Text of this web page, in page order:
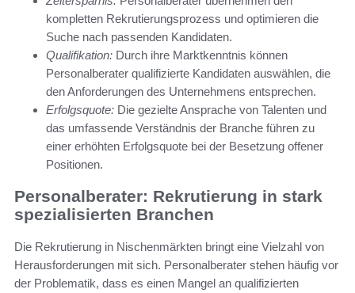
kompletten Rekrutierungsprozess und optimieren die
Suche nach passenden Kandidaten.
Qualifikation: Durch ihre Marktkenntnis können
Personalberater qualifizierte Kandidaten auswählen, die
den Anforderungen des Unternehmens entsprechen.
Erfolgsquote: Die gezielte Ansprache von Talenten und
das umfassende Verständnis der Branche führen zu
einer erhöhten Erfolgsquote bei der Besetzung offener
Positionen.
Personalberater: Rekrutierung in stark
spezialisierten Branchen
Die Rekrutierung in Nischenmärkten bringt eine Vielzahl von
Herausforderungen mit sich. Personalberater stehen häufig vor
der Problematik, dass es einen Mangel an qualifizierten